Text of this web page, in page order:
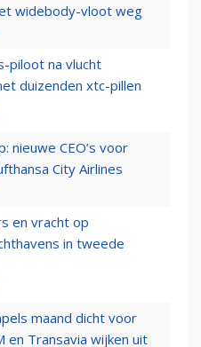
widebody-vloot weg
piloot na vlucht
duizenden xtc-pillen
nieuwe CEO’s voor
City Airlines
en vracht op
in tweede
maand dicht voor
en Transavia wijken uit